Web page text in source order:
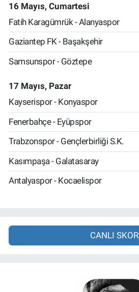
16 Mayıs, Cumartesi
Fatih Karagümrük - Alanyaspor
Gaziantep FK - Başakşehir
Samsunspor - Göztepe
17 Mayıs, Pazar
Kayserispor - Konyaspor
Fenerbahçe - Eyüpspor
Trabzonspor - Gençlerbirliği S.K.
Kasımpaşa - Galatasaray
Antalyaspor - Kocaelispor
CANLI SKOR